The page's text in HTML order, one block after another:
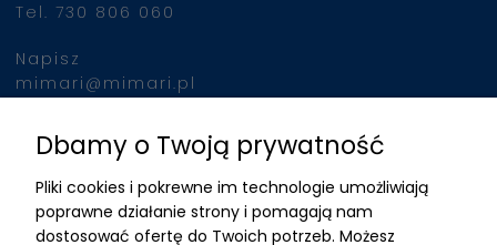
Tel. 730 806 060
Napisz
mimari@mimari.pl
Znajdziesz nas
ADRES
Dbamy o Twoją prywatność
Pliki cookies i pokrewne im technologie umożliwiają
poprawne działanie strony i pomagają nam
dostosować ofertę do Twoich potrzeb. Możesz